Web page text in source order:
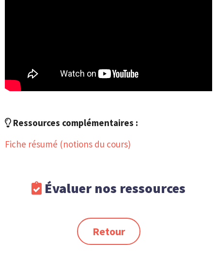
Ressources complémentaires :
Fiche résumé (notions du cours)
Évaluer nos ressources
Retour